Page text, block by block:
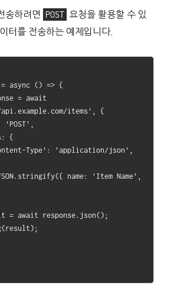
송하려면 POST
요청을 활용할 수 있
터를 전송하는 예제입니다.
= async () => {
items', {